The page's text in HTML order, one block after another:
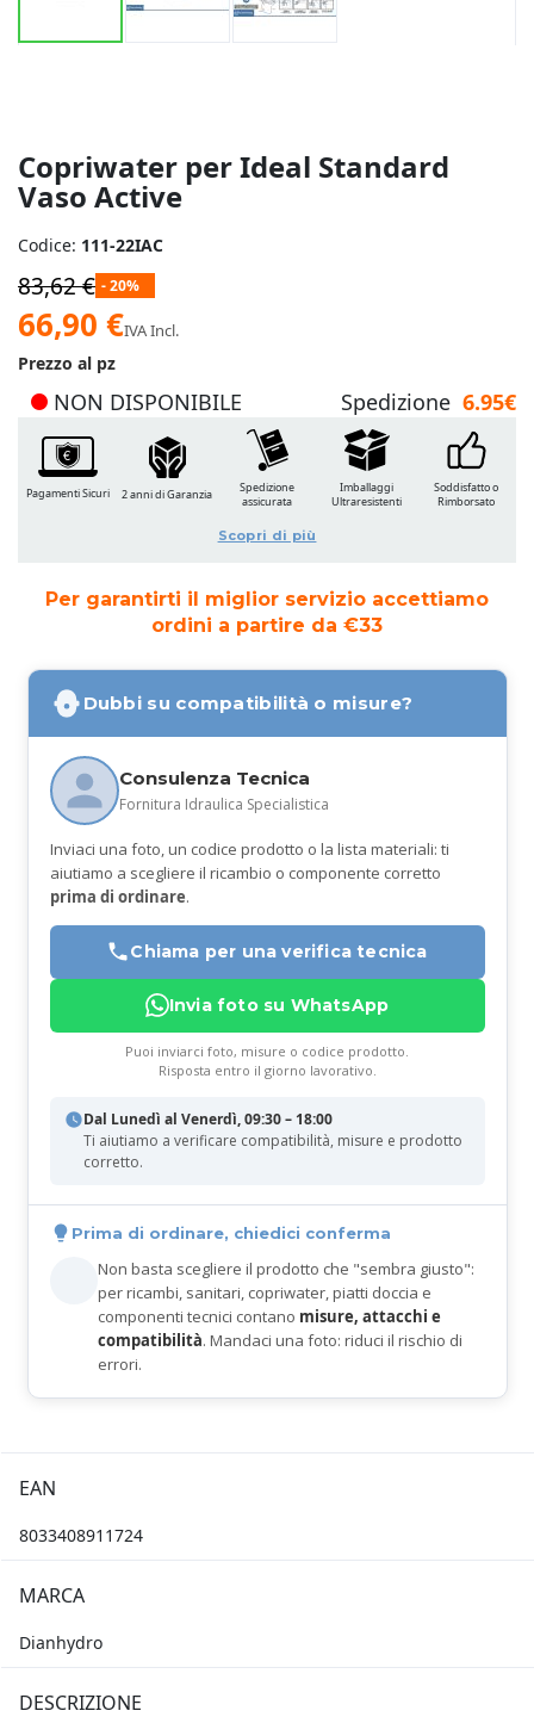
Copriwater per Ideal Standard
Vaso Active
immagini
Codice: 111-22IAC
83,62 € - 20%
Prezzo
speciale
66,90 €IVA Incl.
Prezzo al pz
NON DISPONIBILE Spedizione 6.95€
Per garantirti il miglior servizio accettiamo
ordini a partire da €33
Dubbi su compatibilità o misure?
Consulenza Tecnica
Fornitura Idraulica Specialistica
Inviaci una foto, un codice prodotto o la lista materiali: ti
aiutiamo a scegliere il ricambio o componente corretto
prima di ordinare.
Chiama per una verifica tecnica
Invia foto su WhatsApp
Puoi inviarci foto, misure o codice prodotto.
Risposta entro il giorno lavorativo.
Dal Lunedì al Venerdì, 09:30 – 18:00
Ti aiutiamo a verificare compatibilità, misure e prodotto
corretto.
Prima di ordinare, chiedici conferma
Non basta scegliere il prodotto che "sembra giusto":
per ricambi, sanitari, copriwater, piatti doccia e
componenti tecnici contano misure, attacchi e
compatibilità. Mandaci una foto: riduci il rischio di
errori.
Pagamenti Sicuri 2 anni di Garanzia
Spedizione
assicurata
Imballaggi
Ultraresistenti
Soddisfatto o
Rimborsato
Scopri di più
EAN
8033408911724
MARCA
Dianhydro
DESCRIZIONE